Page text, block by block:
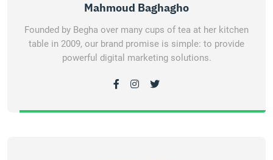
Mahmoud Baghagho
Founded by Begha over many cups of tea at her kitchen
table in 2009, our brand promise is simple: to provide
powerful digital marketing solutions.